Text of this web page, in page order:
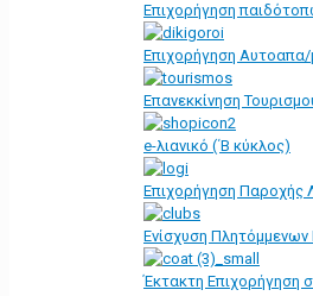
Επιχορήγηση
Επιχορήγηση
Επανεκκίνηση
e-λιανικό (΄Β κύκλος)
Επιχορήγηση Παροχής
Ενίσχυση
Έκτακτη Επιχορήγηση